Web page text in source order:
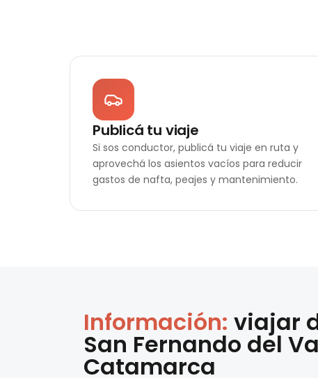
Publicá tu viaje
Si sos conductor, publicá tu viaje en ruta y
aprovechá los asientos vacíos para reducir
gastos de nafta, peajes y mantenimiento.
Información: viajar
San Fernando del
Catamarca